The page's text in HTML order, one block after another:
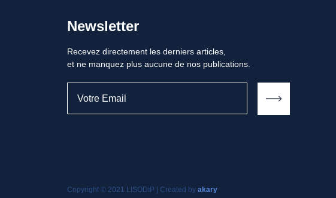
Newsletter
Recevez directement les derniers articles,
et ne manquez plus aucune de nos publications.
Copyright © 2021 LISODIP | Created by akary